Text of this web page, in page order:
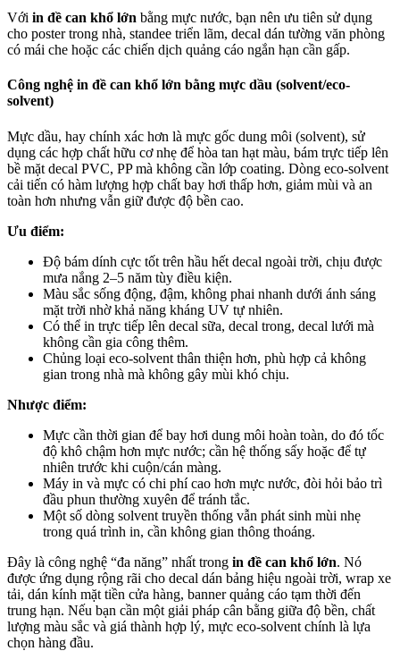
Với in đề can khổ lớn bằng mực nước, bạn nên ưu tiên sử dụng
cho poster trong nhà, standee triển lãm, decal dán tường văn phòng
có mái che hoặc các chiến dịch quảng cáo ngắn hạn cần gấp.
Công nghệ in đề can khổ lớn bằng mực dầu (solvent/eco-
solvent)
Mực dầu, hay chính xác hơn là mực gốc dung môi (solvent), sử
dụng các hợp chất hữu cơ nhẹ để hòa tan hạt màu, bám trực tiếp lên
bề mặt decal PVC, PP mà không cần lớp coating. Dòng eco-solvent
cải tiến có hàm lượng hợp chất bay hơi thấp hơn, giảm mùi và an
toàn hơn nhưng vẫn giữ được độ bền cao.
Ưu điểm:
Độ bám dính cực tốt trên hầu hết decal ngoài trời, chịu được
mưa nắng 2–5 năm tùy điều kiện.
Màu sắc sống động, đậm, không phai nhanh dưới ánh sáng
mặt trời nhờ khả năng kháng UV tự nhiên.
Có thể in trực tiếp lên decal sữa, decal trong, decal lưới mà
không cần gia công thêm.
Chủng loại eco-solvent thân thiện hơn, phù hợp cả không
gian trong nhà mà không gây mùi khó chịu.
Nhược điểm:
Mực cần thời gian để bay hơi dung môi hoàn toàn, do đó tốc
độ khô chậm hơn mực nước; cần hệ thống sấy hoặc để tự
nhiên trước khi cuộn/cán màng.
Máy in và mực có chi phí cao hơn mực nước, đòi hỏi bảo trì
đầu phun thường xuyên để tránh tắc.
Một số dòng solvent truyền thống vẫn phát sinh mùi nhẹ
trong quá trình in, cần không gian thông thoáng.
Đây là công nghệ “đa năng” nhất trong in đề can khổ lớn. Nó
được ứng dụng rộng rãi cho decal dán bảng hiệu ngoài trời, wrap xe
tải, dán kính mặt tiền cửa hàng, banner quảng cáo tạm thời đến
trung hạn. Nếu bạn cần một giải pháp cân bằng giữa độ bền, chất
lượng màu sắc và giá thành hợp lý, mực eco-solvent chính là lựa
chọn hàng đầu.